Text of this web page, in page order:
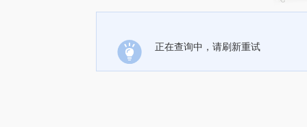
正在查询中，请刷新重试